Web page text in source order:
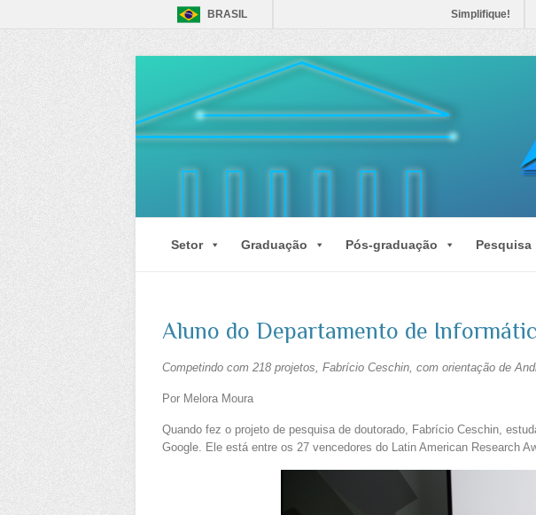
BRASIL Simplifique!
Setor Graduação Pós-graduação Pesquisa
Aluno do Departamento de
Competindo com 218 projetos, Fabrício Ceschin, com orientação de
Por Melora Moura
Quando fez o projeto de pesquisa de doutorado, Fabrício Ceschin,
Google. Ele está entre os 27 vencedores do Latin American Research